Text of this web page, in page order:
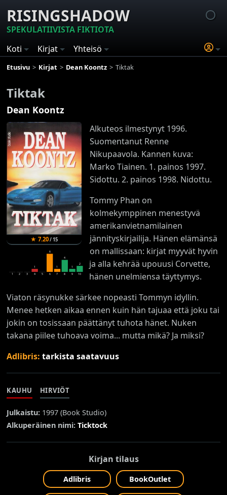
RISINGSHADOW
SPEKULATIIVISTA FIKTIOTA
Koti
Kirjat Yhteisö
Etusivu Kirjat Dean Koontz Tiktak
Tiktak
Dean Koontz
★7.20/15
1 2 3
1
4
5
6
6
1
7
4
8
1
9
2
10
Alkuteos ilmestynyt 1996.
Suomentanut Renne
Nikupaavola. Kannen kuva:
Marko Tiainen. 1. painos 1997.
Sidottu. 2. painos 1998. Nidottu.
Tommy Phan on
kolmekymppinen menestyvä
amerikanvietnamilainen
jännityskirjailija. Hänen elämänsä
on mallissaan: kirjat myyvät hyvin
ja alla kehrää upouusi Corvette,
hänen unelmiensa täyttymys.
Viaton räsynukke särkee nopeasti Tommyn idyllin.
Menee hetken aikaa ennen kuin hän tajuaa että joku tai
jokin on tosissaan päättänyt tuhota hänet. Nuken
takana piilee tuhoava voima... mutta mikä? Ja miksi?
Adlibris:tarkista saatavuus
KAUHU HIRVIÖT
Julkaistu: 1997 (Book Studio)
Alkuperäinen nimi: Ticktock
Kirjan tilaus
Adlibris BookOutlet